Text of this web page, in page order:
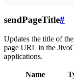
sendPageTitle#
Updates the title of
page URL in the
applications.
Name